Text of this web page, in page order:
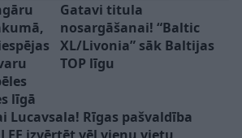
līgā
Gatavi titula
nosargāšanai! “Baltic
XL/Livonia” sāk Baltijas
TOP līgu
Lucavsala! Rīgas pašvaldība